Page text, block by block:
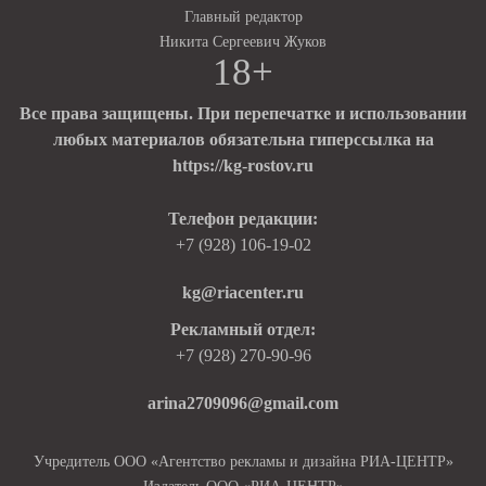
Главный редактор
Никита Сергеевич Жуков
18+
Все права защищены. При перепечатке и использовании
любых материалов обязательна гиперссылка на
https://kg-rostov.ru
Телефон редакции:
+7 (928) 106-19-02
kg@riacenter.ru
Рекламный отдел:
+7 (928) 270-90-96
arina2709096@gmail.com
Учредитель ООО «Агентство рекламы и дизайна РИА-ЦЕНТР»